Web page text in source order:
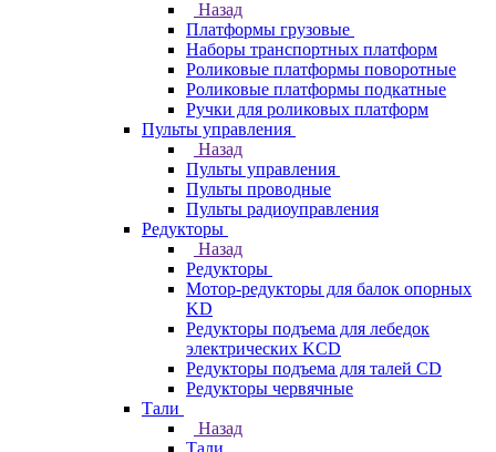
Назад
Платформы грузовые
Наборы транспортных платформ
Роликовые платформы поворотные
Роликовые платформы подкатные
Ручки для роликовых платформ
Пульты управления
Назад
Пульты управления
Пульты проводные
Пульты радиоуправления
Редукторы
Назад
Редукторы
Мотор-редукторы для балок опорных
KD
Редукторы подъема для лебедок
электрических KCD
Редукторы подъема для талей CD
Редукторы червячные
Тали
Назад
Тали